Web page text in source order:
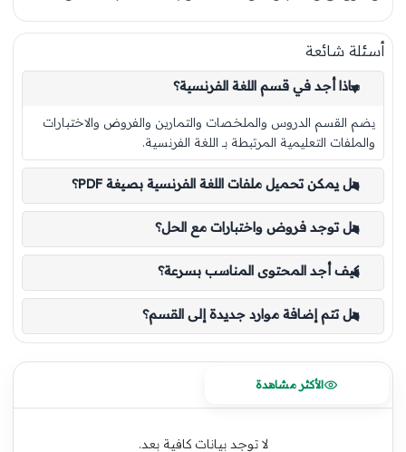
أسئلة شائعة
ماذا أجد في قسم اللغة الفرنسية؟
يضم القسم الدروس والملخصات والتمارين والفروض والاختبارات
والملفات التعليمية المرتبطة بـ اللغة الفرنسية.
هل يمكن تحميل ملفات اللغة الفرنسية بصيغة PDF؟
هل توجد فروض واختبارات مع الحل؟
كيف أجد المحتوى المناسب بسرعة؟
هل تتم إضافة موارد جديدة إلى القسم؟
الأكثر مشاهدة
لا توجد بيانات كافية بعد.